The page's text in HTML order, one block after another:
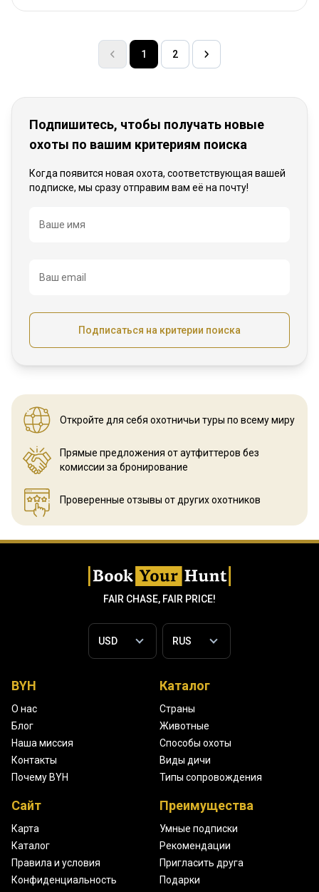
1 2
Подпишитесь, чтобы получать новые
охоты по вашим критериям поиска
Когда появится новая охота, соответствующая вашей
подписке, мы сразу отправим вам её на почту!
Название
Ваше имя
Ваш email
Подписаться на критерии поиска
Откройте для себя охотничьи туры по всему миру
Прямые предложения от аутфиттеров без
комиссии за бронирование
Проверенные отзывы от других охотников
FAIR CHASE, FAIR PRICE!
BYH
О нас
Блог
Наша миссия
Контакты
Почему BYH
Каталог
Страны
Животные
Способы охоты
Виды дичи
Типы сопровождения
Сайт
Карта
Каталог
Правила и условия
Конфиденциальность
Преимущества
Умные подписки
Рекомендации
Пригласить друга
Подарки